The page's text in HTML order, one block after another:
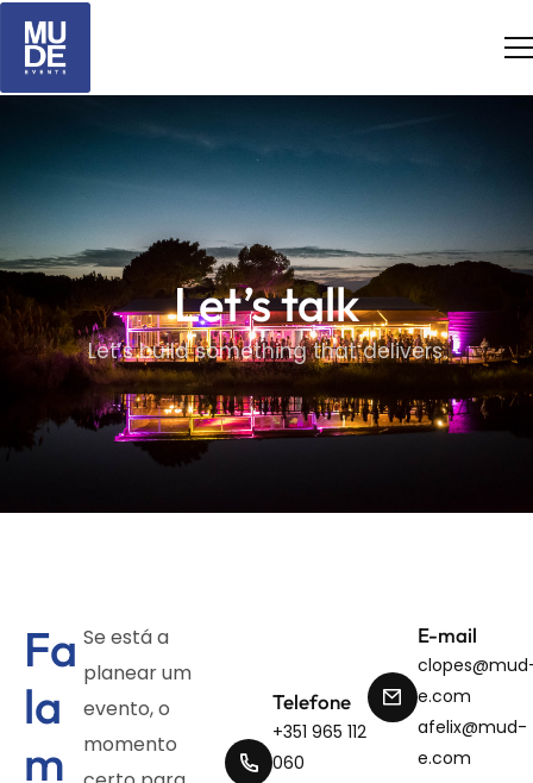
Let’s talk
Let’s build something that delivers.
Fa
la
m
Se está a
planear um
evento, o
momento
Telefone
+351 965 112
060
E-mail
e.com
afelix@mud-
e.com